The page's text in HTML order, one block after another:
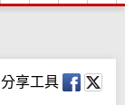
分享工具